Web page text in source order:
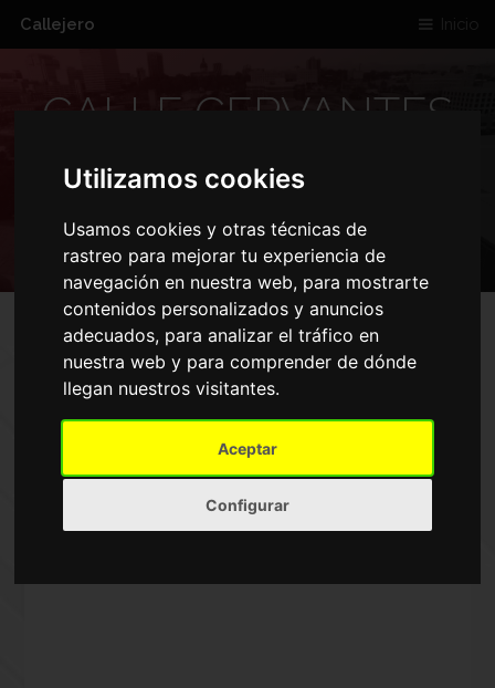
Utilizamos cookies
Usamos cookies y otras técnicas de
rastreo para mejorar tu experiencia de
navegación en nuestra web, para mostrarte
contenidos personalizados y anuncios
adecuados, para analizar el tráfico en
nuestra web y para comprender de dónde
llegan nuestros visitantes.
Aceptar
Configurar
Callejero Inicio
CALLE CERVANTES
42 28014 MADRID
ESPANA